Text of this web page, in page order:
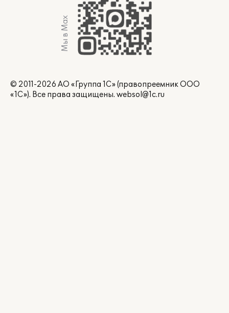
Мы в Max
© 2011-2026 АО «Группа 1С» (правопреемник ООО
«1С»). Все права защищены. websol@1c.ru